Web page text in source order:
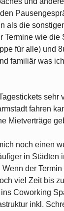
als die
Termine wie die
für alle) und
familiär was
sehr
fahren
Mietverträge
noch einen
in Städten
der
viel Zeit bis
Coworking
inkl.